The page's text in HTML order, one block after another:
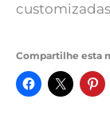
Compartilhe esta